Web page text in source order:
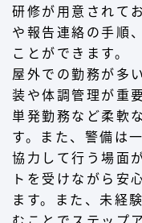
研修が用意されて
や報告連絡の手順
ことができます。
屋外での勤務が多
装や体調管理が重
単発勤務など柔軟
す。また、警備は
協力して行う場面
トを受けながら安
ます。また、未経